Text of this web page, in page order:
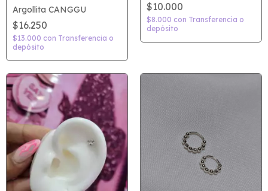
Argollita CANGGU
$16.250
$13.000 con Transferencia o
depósito
$10.000
$8.000 con Transferencia o
depósito